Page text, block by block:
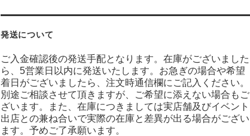
発送について
ご入金確認後の発送手配となります。在庫がございました
ら、5営業日以内に発送いたします。お急ぎの場合や希望
着日がございましたら、注文時通信欄にご記入ください。
別途ご相談させて頂きますが、ご希望に添えない場合もご
ざいます。また、在庫につきましては実店舗及びイベント
出店との兼ね合いで実際の在庫と差異が出る場合がござい
ます。予めご了承願います。